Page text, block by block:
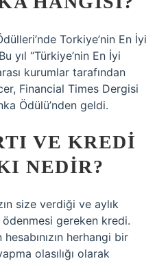
Torkiye’nin En İyi
yıl “Türkiye’nin En İyi
kurumlar tarafından
Financial Times Dergisi
Ödülü’nden geldi.
VE KREDI
NEDIR?
size verdiği ve aylık
gereken kredi.
hesabınızın herhangi bir
olasılığı olarak